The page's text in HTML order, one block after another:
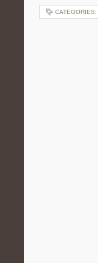
CATEGORIES: